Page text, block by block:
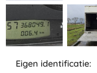
eigen identificatie: